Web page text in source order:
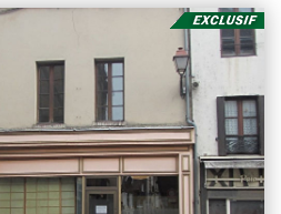
est
La surface total de l'immeuble
de 354 m²